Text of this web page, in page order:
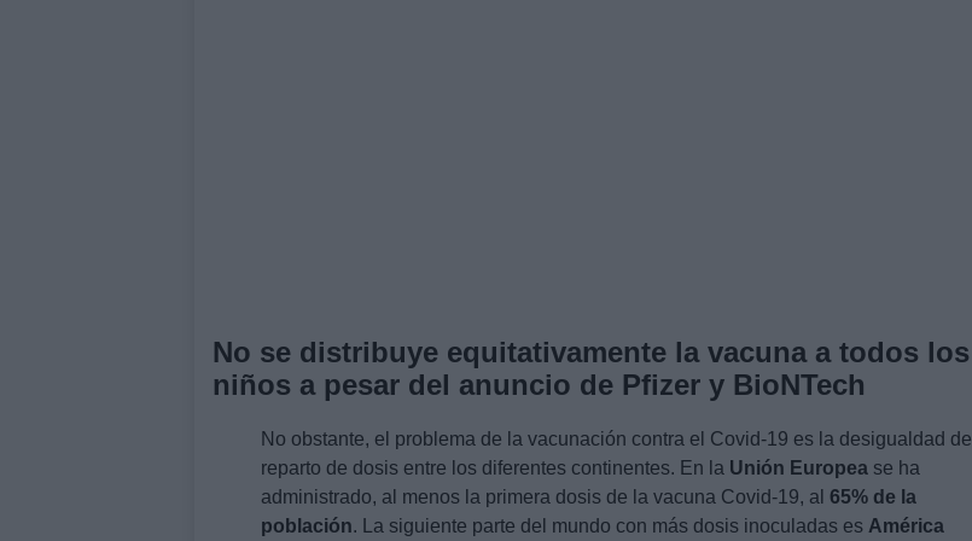
No se distribuye equitativamente la vacuna a todos los
niños a pesar del anuncio de Pfizer y BioNTech
No obstante, el problema de la vacunación contra el Covid-19 es la desigualdad del
reparto de dosis entre los diferentes continentes. En la Unión Europea se ha
administrado, al menos la primera dosis de la vacuna Covid-19, al 65% de la
población. La siguiente parte del mundo con más dosis inoculadas es América